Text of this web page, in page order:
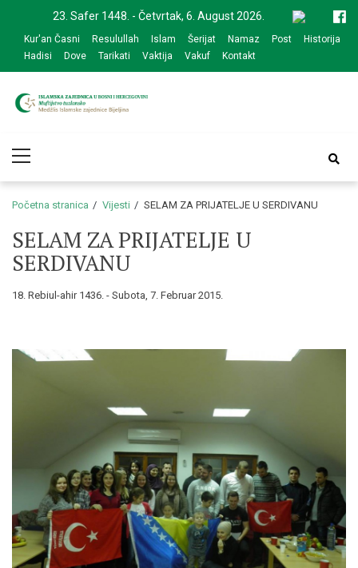
navigation
content
23. Safer 1448. - Četvrtak, 6. August 2026.
Kur'an Časni Resulullah Islam Šerijat Namaz Post
Historija
Hadisi
Dove Tarikati Vaktija Vakuf Kontakt
zajednice Bijeljina
Menu
Početna stranica Vijesti SELAM ZA PRIJATELJE U SERDIVANU
SELAM ZA PRIJATELJE U
SERDIVANU
18. Rebiul-ahir 1436. - Subota, 7. Februar 2015.